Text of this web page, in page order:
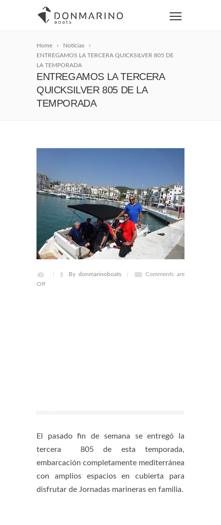
Home
Noticias
ENTREGAMOS LA TERCERA QUICKSILVER 805 DE
LA TEMPORADA
ENTREGAMOS LA TERCERA
QUICKSILVER 805 DE LA
TEMPORADA
By donmarinoboats
Comments are
Off
El pasado fin de semana se entregó la
tercera 805 de esta temporada,
embarcación completamente mediterránea
con amplios espacios en cubierta para
disfrutar de Jornadas marineras en familia.